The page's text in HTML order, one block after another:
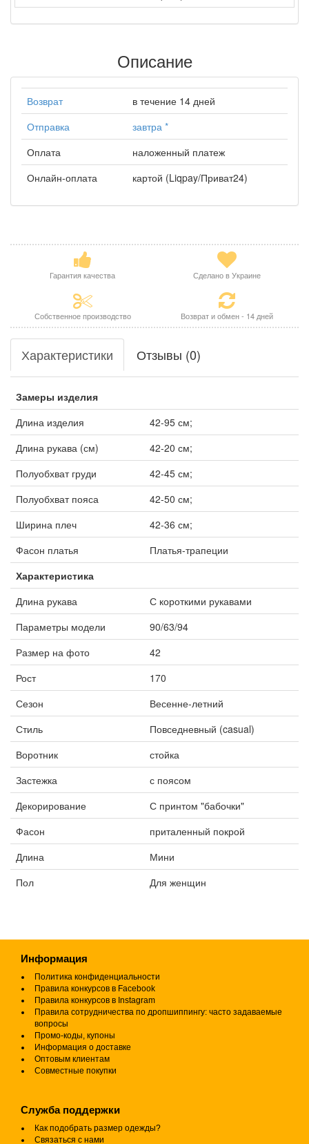
Описание
Возврат
в течение 14 дней
Отправка
завтра *
Оплата
наложенный платеж
Онлайн-оплата
картой (Liqpay/Приват24)
Гарантия качества Сделано в Украине
Собственное производство Возврат и обмен - 14 дней
Характеристики Отзывы (0)
Замеры изделия
Длина изделия
42-95 см;
Длина рукава (см)
42-20 см;
Полуобхват груди
42-45 см;
Полуобхват пояса
42-50 см;
Ширина плеч
42-36 см;
Фасон платья
Платья-трапеции
Характеристика
Длина рукава
С короткими рукавами
Параметры модели
90/63/94
Размер на фото
42
Рост
170
Сезон
Весенне-летний
Стиль
Повседневный (casual)
Воротник
стойка
Застежка
с поясом
Декорирование
С принтом "бабочки"
Фасон
приталенный покрой
Длина
Мини
Пол
Для женщин
Информация
Политика конфиденциальности
Правила конкурсов в Facebook
Правила конкурсов в Instagram
Правила сотрудничества по дропшиппингу: часто задаваемые
вопросы
Промо-коды, купоны
Информация о доставке
Оптовым клиентам
Совместные покупки
Служба поддержки
Как подобрать размер одежды?
Связаться с нами